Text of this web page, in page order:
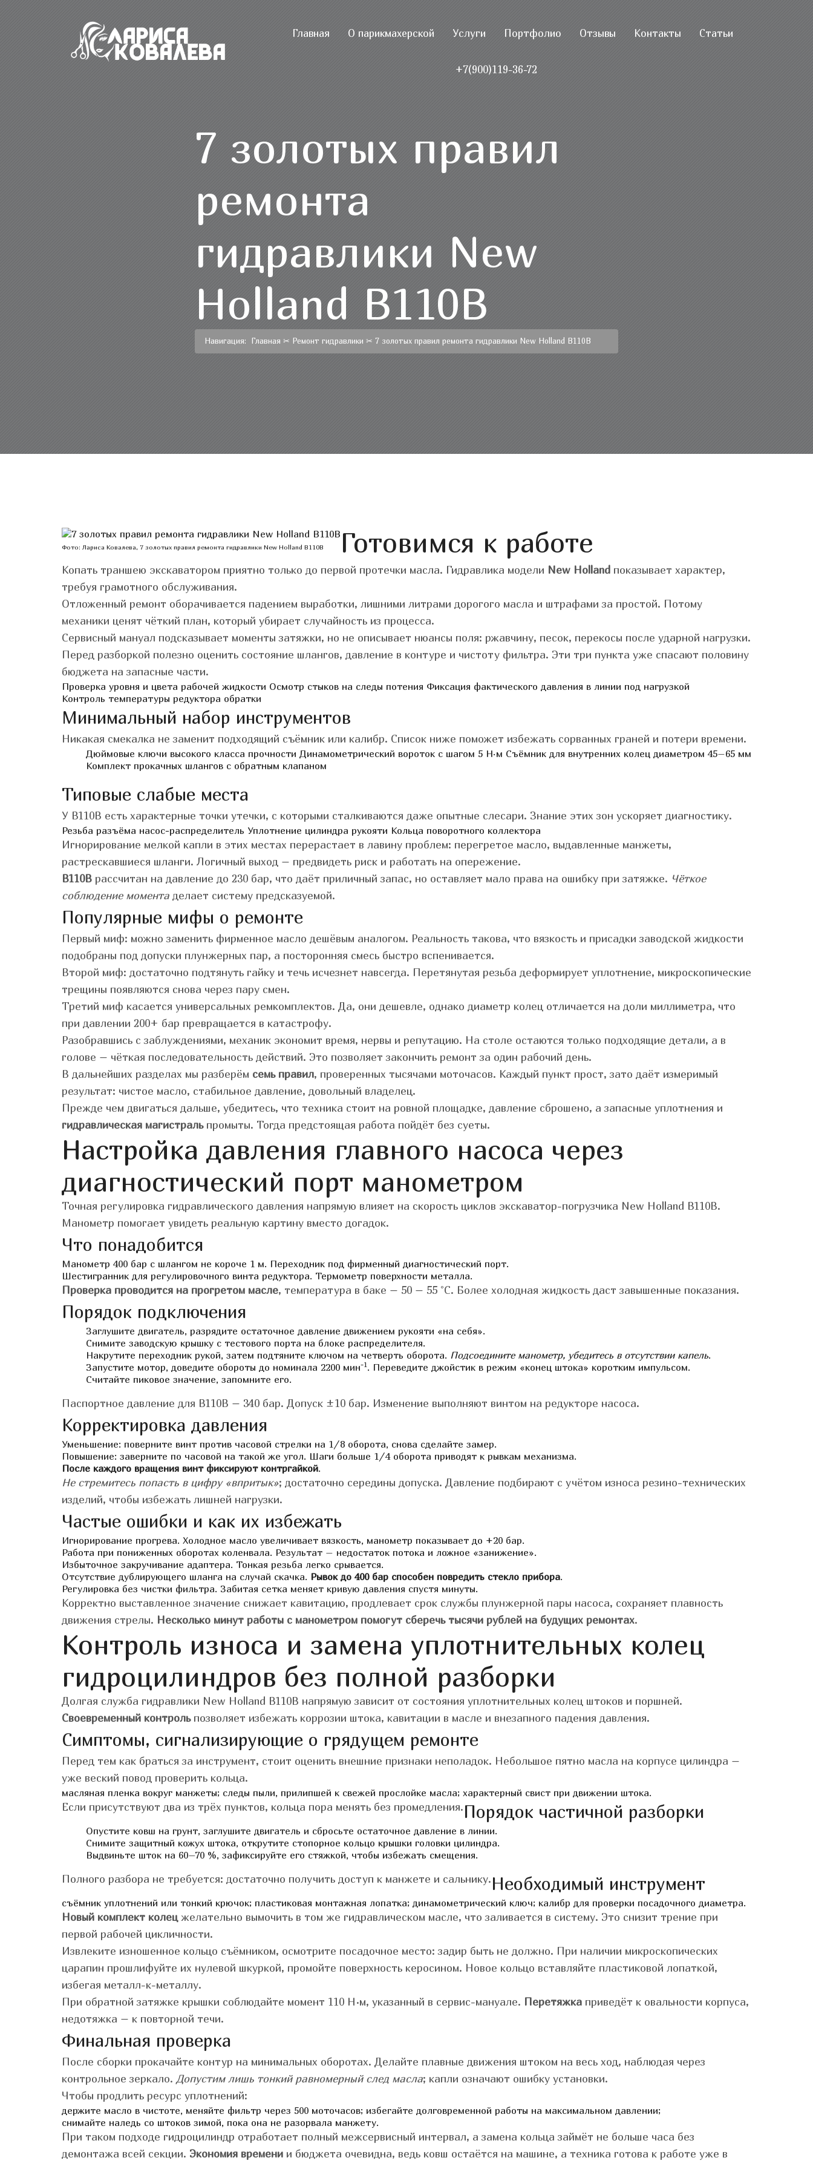
Главная О парикмахерской Услуги Портфолио Отзывы Контакты Статьи
+7(900)119-36-72
7 золотых правил
ремонта
гидравлики New
Holland B110B
Навигация: Главная ✂ Ремонт гидравлики ✂ 7 золотых правил ремонта гидравлики New Holland B110B
Фото: Лариса Ковалева, 7 золотых правил ремонта гидравлики New Holland B110B Готовимся к работе
Копать траншею экскаватором приятно только до первой протечки масла. Гидравлика модели New Holland показывает характер,
требуя грамотного обслуживания.
Отложенный ремонт оборачивается падением выработки, лишними литрами дорогого масла и штрафами за простой. Потому
механики ценят чёткий план, который убирает случайность из процесса.
Сервисный мануал подсказывает моменты затяжки, но не описывает нюансы поля: ржавчину, песок, перекосы после ударной нагрузки.
Перед разборкой полезно оценить состояние шлангов, давление в контуре и чистоту фильтра. Эти три пункта уже спасают половину
бюджета на запасные части.
Проверка уровня и цвета рабочей жидкости Осмотр стыков на следы потения Фиксация фактического давления в линии под нагрузкой
Контроль температуры редуктора обратки
Минимальный набор инструментов
Никакая смекалка не заменит подходящий съёмник или калибр. Список ниже поможет избежать сорванных граней и потери времени.
Дюймовые ключи высокого класса прочности Динамометрический вороток с шагом 5 Н·м Съёмник для внутренних колец диаметром 45–65 мм
Комплект прокачных шлангов с обратным клапаном
Типовые слабые места
У B110B есть характерные точки утечки, с которыми сталкиваются даже опытные слесари. Знание этих зон ускоряет диагностику.
Резьба разъёма насос-распределитель Уплотнение цилиндра рукояти Кольца поворотного коллектора
Игнорирование мелкой капли в этих местах перерастает в лавину проблем: перегретое масло, выдавленные манжеты,
растрескавшиеся шланги. Логичный выход – предвидеть риск и работать на опережение.
B110B рассчитан на давление до 230 бар, что даёт приличный запас, но оставляет мало права на ошибку при затяжке. Чёткое
соблюдение момента делает систему предсказуемой.
Популярные мифы о ремонте
Первый миф: можно заменить фирменное масло дешёвым аналогом. Реальность такова, что вязкость и присадки заводской жидкости
подобраны под допуски плунжерных пар, а посторонняя смесь быстро вспенивается.
Второй миф: достаточно подтянуть гайку и течь исчезнет навсегда. Перетянутая резьба деформирует уплотнение, микроскопические
трещины появляются снова через пару смен.
Третий миф касается универсальных ремкомплектов. Да, они дешевле, однако диаметр колец отличается на доли миллиметра, что
при давлении 200+ бар превращается в катастрофу.
Разобравшись с заблуждениями, механик экономит время, нервы и репутацию. На столе остаются только подходящие детали, а в
голове – чёткая последовательность действий. Это позволяет закончить ремонт за один рабочий день.
В дальнейших разделах мы разберём семь правил, проверенных тысячами моточасов. Каждый пункт прост, зато даёт измеримый
результат: чистое масло, стабильное давление, довольный владелец.
Прежде чем двигаться дальше, убедитесь, что техника стоит на ровной площадке, давление сброшено, а запасные уплотнения и
гидравлическая магистральпромыты. Тогда предстоящая работа пойдёт без суеты.
Настройка давления главного насоса через
диагностический порт манометром
Точная регулировка гидравлического давления напрямую влияет на скорость циклов экскаватор-погрузчика New Holland B110B.
Манометр помогает увидеть реальную картину вместо догадок.
Что понадобится
Манометр 400 бар с шлангом не короче 1 м. Переходник под фирменный диагностический порт.
Шестигранник для регулировочного винта редуктора. Термометр поверхности металла.
Проверка проводится на прогретом масле, температура в баке – 50 – 55 °C. Более холодная жидкость даст завышенные показания.
Порядок подключения
Заглушите двигатель, разрядите остаточное давление движением рукояти «на себя».
Снимите заводскую крышку с тестового порта на блоке распределителя.
Накрутите переходник рукой, затем подтяните ключом на четверть оборота. Подсоедините манометр, убедитесь в отсутствии капель.
Запустите мотор, доведите обороты до номинала 2200 мин-1 . Переведите джойстик в режим «конец штока» коротким импульсом.
Считайте пиковое значение, запомните его.
Паспортное давление для B110B – 340 бар. Допуск ±10 бар. Изменение выполняют винтом на редукторе насоса.
Корректировка давления
Уменьшение: поверните винт против часовой стрелки на 1/8 оборота, снова сделайте замер.
Повышение: заверните по часовой на такой же угол. Шаги больше 1/4 оборота приводят к рывкам механизма.
После каждого вращения винт фиксируют контргайкой.
Не стремитесь попасть в цифру «впритык»; достаточно середины допуска. Давление подбирают с учётом износа резино-технических
изделий, чтобы избежать лишней нагрузки.
Частые ошибки и как их избежать
Игнорирование прогрева. Холодное масло увеличивает вязкость, манометр показывает до +20 бар.
Работа при пониженных оборотах коленвала. Результат – недостаток потока и ложное «занижение».
Избыточное закручивание адаптера. Тонкая резьба легко срывается.
Отсутствие дублирующего шланга на случай скачка. Рывок до 400 бар способен повредить стекло прибора.
Регулировка без чистки фильтра. Забитая сетка меняет кривую давления спустя минуты.
Корректно выставленное значение снижает кавитацию, продлевает срок службы плунжерной пары насоса, сохраняет плавность
движения стрелы. Несколько минут работы с манометром помогут сберечь тысячи рублей на будущих ремонтах.
Контроль износа и замена уплотнительных колец
гидроцилиндров без полной разборки
Долгая служба гидравлики New Holland B110B напрямую зависит от состояния уплотнительных колец штоков и поршней.
Своевременный контрольпозволяет избежать коррозии штока, кавитации в масле и внезапного падения давления.
Симптомы, сигнализирующие о грядущем ремонте
Перед тем как браться за инструмент, стоит оценить внешние признаки неполадок. Небольшое пятно масла на корпусе цилиндра –
уже веский повод проверить кольца.
масляная пленка вокруг манжеты; следы пыли, прилипшей к свежей прослойке масла; характерный свист при движении штока.
Если присутствуют два из трёх пунктов, кольца пора менять без промедления.Порядок частичной разборки
Опустите ковш на грунт, заглушите двигатель и сбросьте остаточное давление в линии.
Снимите защитный кожух штока, открутите стопорное кольцо крышки головки цилиндра.
Выдвиньте шток на 60–70 %, зафиксируйте его стяжкой, чтобы избежать смещения.
Полного разбора не требуется: достаточно получить доступ к манжете и сальнику.Необходимый инструмент
съёмник уплотнений или тонкий крючок; пластиковая монтажная лопатка; динамометрический ключ; калибр для проверки посадочного диаметра.
Новый комплект колец желательно вымочить в том же гидравлическом масле, что заливается в систему. Это снизит трение при
первой рабочей цикличности.
Извлеките изношенное кольцо съёмником, осмотрите посадочное место: задир быть не должно. При наличии микроскопических
царапин прошлифуйте их нулевой шкуркой, промойте поверхность керосином. Новое кольцо вставляйте пластиковой лопаткой,
избегая металл-к-металлу.
При обратной затяжке крышки соблюдайте момент 110 Н·м, указанный в сервис-мануале. Перетяжка приведёт к овальности корпуса,
недотяжка – к повторной течи.
Финальная проверка
После сборки прокачайте контур на минимальных оборотах. Делайте плавные движения штоком на весь ход, наблюдая через
контрольное зеркало. Допустим лишь тонкий равномерный след масла; капли означают ошибку установки.
Чтобы продлить ресурс уплотнений:
держите масло в чистоте, меняйте фильтр через 500 моточасов; избегайте долговременной работы на максимальном давлении;
снимайте наледь со штоков зимой, пока она не разорвала манжету.
При таком подходе гидроцилиндр отработает полный межсервисный интервал, а замена кольца займёт не больше часа без
демонтажа всей секции. Экономия времени и бюджета очевидна, ведь ковш остаётся на машине, а техника готова к работе уже в